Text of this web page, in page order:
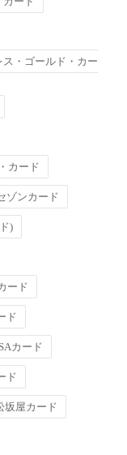
・ゴールド・カー
カード
ゾンカード
)
ード
ド
カード
ド
坂屋カード